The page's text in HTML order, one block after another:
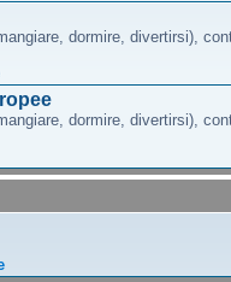
dormire, divertirsi),
dormire, divertirsi),